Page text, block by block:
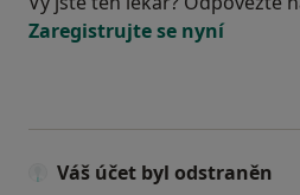
Zaregistrujte se nyní
Váš účet byl odstraněn